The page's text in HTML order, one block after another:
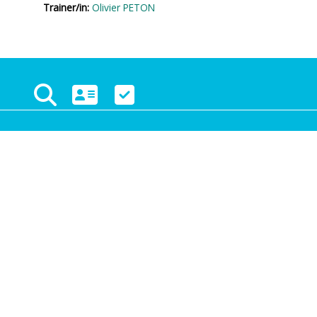
Trainer/in:Olivier PETON